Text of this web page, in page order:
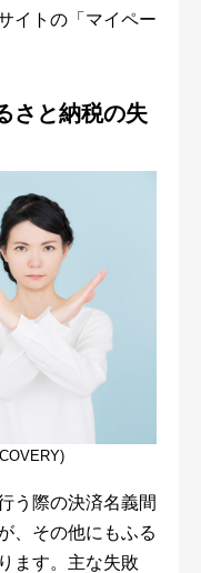
イトの「マイペー
さと納税の失
う際の決済名義間
、その他にもふる
ます。主な失敗